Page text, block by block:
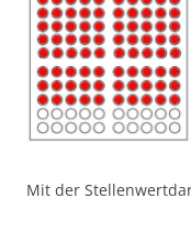
Mit der